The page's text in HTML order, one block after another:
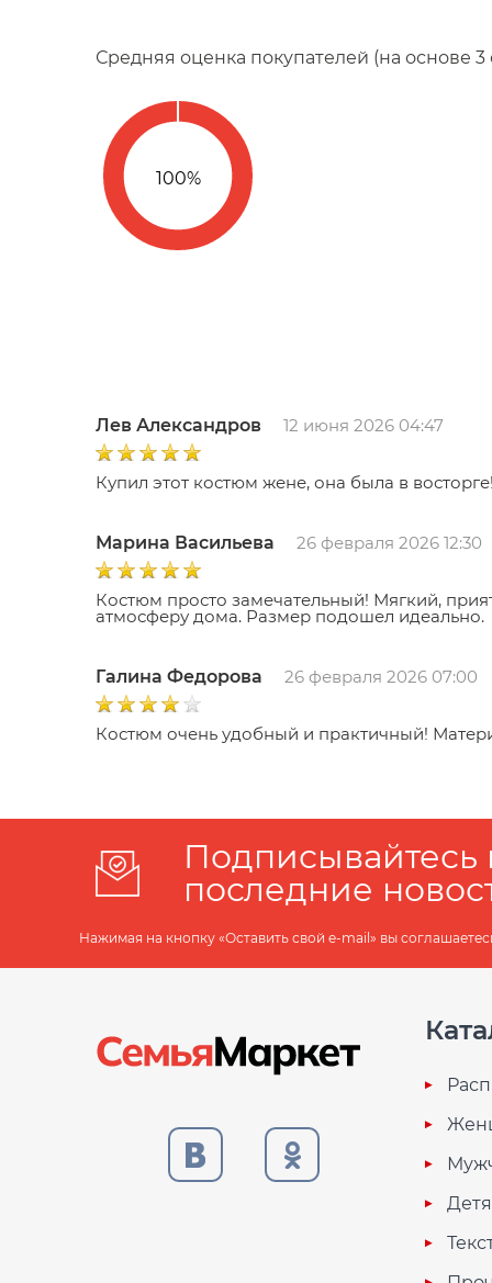
Средняя оценка покупателей (на основе
Лев Александров 12 июня 2026 04:47
Купил этот костюм жене, она была в
Марина Васильева 26 февраля 2026 12:30
Костюм просто замечательный! Мягкий,
атмосферу дома. Размер подошел идеально.
Галина Федорова 26 февраля 2026 07:00
Костюм очень удобный и практичный!
Подписывайтесь
последние
Нажимая на кнопку «Оставить свой e-mail» вы